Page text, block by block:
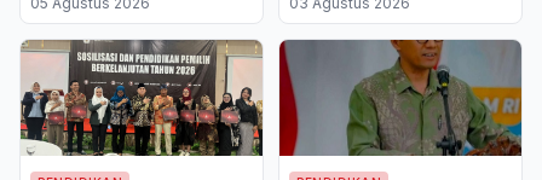
Bersyarat Pengelolaan
Limbah
dan Daun Sirih